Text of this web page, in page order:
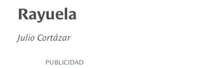
Rayuela
Julio Cortázar
PUBLICIDAD